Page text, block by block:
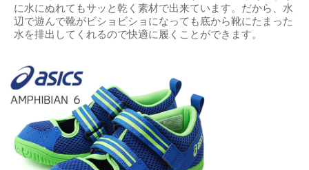
に水にぬれてもサッと乾く素材で出来ています。だから、水
辺で遊んで靴がビショビショになっても底から靴にたまった
水を排出してくれるので快適に履くことができます。